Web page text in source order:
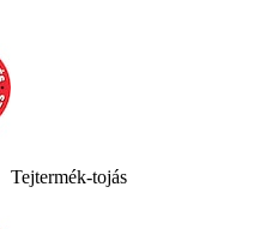
Tejtermék-tojás